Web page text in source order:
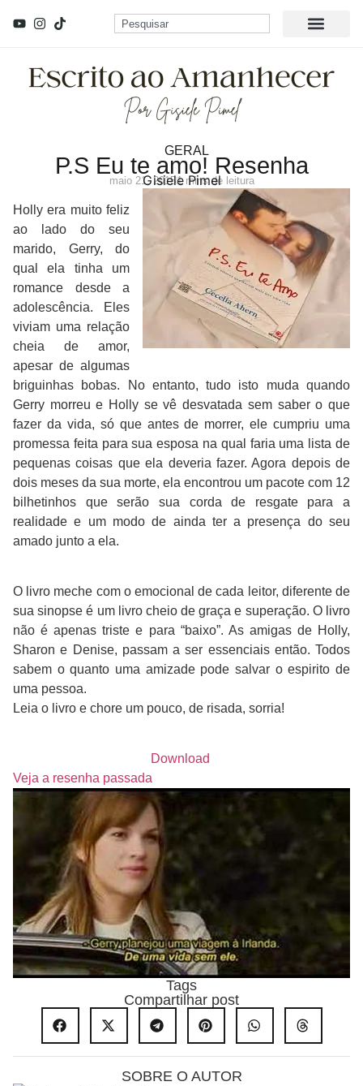
GERAL
P.S Eu te amo! Resenha
Gisiele Pimel
maio 21, 20151 mins de leitura
Holly era muito feliz
ao lado do seu
marido, Gerry, do
qual ela tinha um
romance desde a
adolescência. Eles
viviam uma relação
cheia de amor,
apesar de algumas
briguinhas bobas. No entanto, tudo isto muda quando
Gerry morreu e Holly se vê desvatada sem saber o que
fazer da vida, só que antes de morrer, ele cumpriu uma
promessa feita para sua esposa na qual faria uma lista de
pequenas coisas que ela deveria fazer. Agora depois de
dois meses da sua morte, ela encontrou um pacote com 12
bilhetinhos que serão sua corda de resgate para a
realidade e um modo de ainda ter a presença do seu
amado junto a ela.
O livro meche com o emocional de cada leitor, diferente de
sua sinopse é um livro cheio de graça e superação. O livro
não é apenas triste e para “baixo”. As amigas de Holly,
Sharon e Denise, passam a ser essenciais então. Todos
sabem o quanto uma amizade pode salvar o espirito de
uma pessoa.
Leia o livro e chore um pouco, de risada, sorria!
Download
Veja a resenha passada
Tags
Compartilhar post
SOBRE O AUTOR